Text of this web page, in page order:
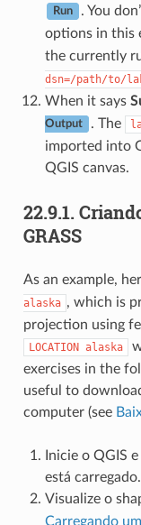
Run
. You
options in this
the currently
dsn=/path/to/
When it says
Output . The
imported into
QGIS canvas.
22.9.1.
GRASS
As an example,
alaska , which is
projection using
LOCATION alaska
exercises in the
useful to
computer (see
Inicie o QGIS
está carregado.
Visualize o
Carregando